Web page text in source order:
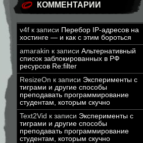
КОММЕНТАРИИ
v4f к записи Перебор IP-адресов на
хостинге — и как с этим бороться
amarakin к записи Альтернативный
список заблокированных в РФ
ресурсов Re:filter
ResizeOn к записи Эксперименты с
тиграми и другие способы
преподавать программирование
студентам, которым скучно
Text2Vid к записи Эксперименты с
тиграми и другие способы
преподавать программирование
студентам, которым скучно